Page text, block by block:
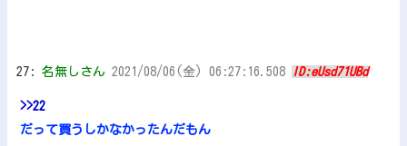
27: 名無しさん 2021/08/06(金) 06:27:16.508 ID:eUsd71UBd
>>22
だって買うしかなかったんだもん